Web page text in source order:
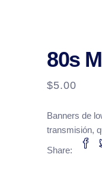
80s
$5.00
Banners de
transmisión,
Share: